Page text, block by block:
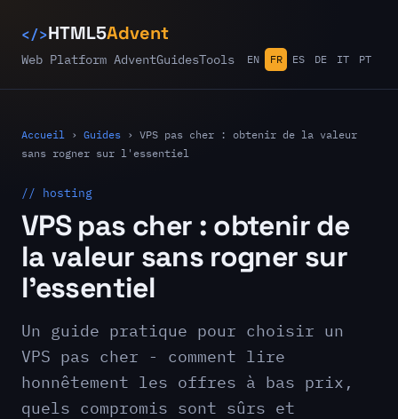
</>HTML5Advent
Web Platform AdventGuidesTools EN FR ES DE IT PT
Accueil › Guides › VPS pas cher : obtenir de la valeur
sans rogner sur l'essentiel
// hosting
VPS pas cher : obtenir de
la valeur sans rogner sur
l'essentiel
Un guide pratique pour choisir un
VPS pas cher - comment lire
honnêtement les offres à bas prix,
quels compromis sont sûrs et